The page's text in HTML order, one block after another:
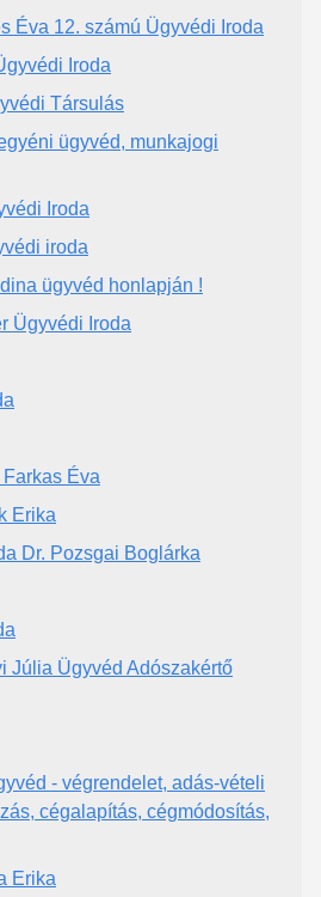
Éva 12. számú Ügyvédi Iroda
Iroda
Társulás
ügyvéd, munkajogi
Iroda
iroda
ügyvéd honlapján !
Ügyvédi Iroda
Farkas Éva
Erika
Dr. Pozsgai Boglárka
Júlia Ügyvéd Adószakértő
- végrendelet, adás-vételi
cégalapítás, cégmódosítás,
Erika